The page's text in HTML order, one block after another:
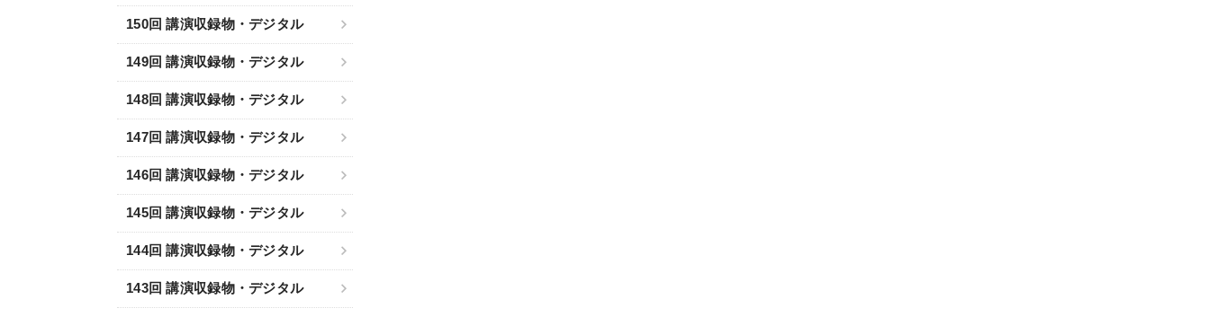
150回 講演収録物・デジタル
149回 講演収録物・デジタル
148回 講演収録物・デジタル
147回 講演収録物・デジタル
146回 講演収録物・デジタル
145回 講演収録物・デジタル
144回 講演収録物・デジタル
143回 講演収録物・デジタル